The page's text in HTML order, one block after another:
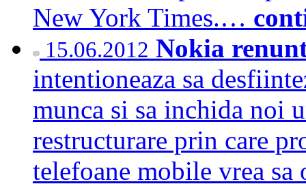
New York Times.…
15.06.2012 Nokia
intentioneaza sa
munca si sa inchida noi
restructurare prin care
telefoane mobile vrea sa